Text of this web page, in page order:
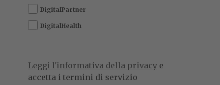
DigitalPartner
DigitalHealth
Leggi l'informativa della privacy e
accetta i termini di servizio